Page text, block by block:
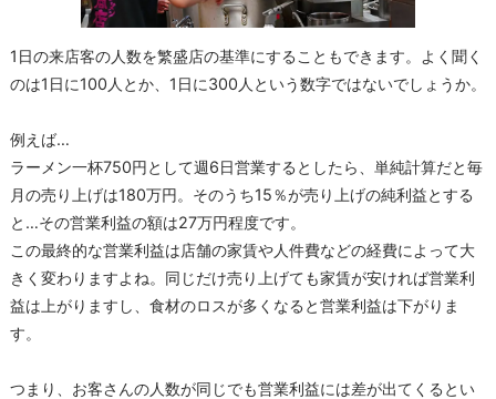
1日の来店客の人数を繁盛店の基準にすることもできます。よく聞く
のは1日に100人とか、1日に300人という数字ではないでしょうか。
例えば…
ラーメン一杯750円として週6日営業するとしたら、単純計算だと毎
月の売り上げは180万円。そのうち15％が売り上げの純利益とする
と…その営業利益の額は27万円程度です。
この最終的な営業利益は店舗の家賃や人件費などの経費によって大
きく変わりますよね。同じだけ売り上げても家賃が安ければ営業利
益は上がりますし、食材のロスが多くなると営業利益は下がりま
す。
つまり、お客さんの人数が同じでも営業利益には差が出てくるとい